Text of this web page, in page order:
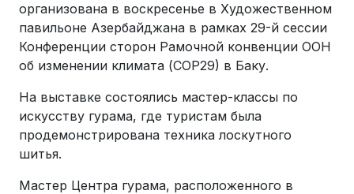
организована в воскресенье в Художественном
павильоне Азербайджана в рамках 29-й сессии
Конференции сторон Рамочной конвенции ООН
об изменении климата (СОР29) в Баку.
На выставке состоялись мастер-классы по
искусству гурама, где туристам была
продемонстрирована техника лоскутного
шитья.
Мастер Центра гурама, расположенного в